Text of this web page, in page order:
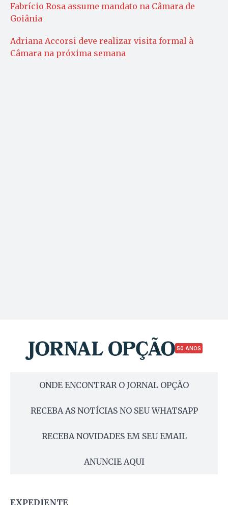
Fabrício Rosa assume mandato na Câmara de
Goiânia
Adriana Accorsi deve realizar visita formal à
Câmara na próxima semana
50 ANOS
ONDE ENCONTRAR O JORNAL OPÇÃO
RECEBA AS NOTÍCIAS NO SEU WHATSAPP
RECEBA NOVIDADES EM SEU EMAIL
ANUNCIE AQUI
EXPEDIENTE